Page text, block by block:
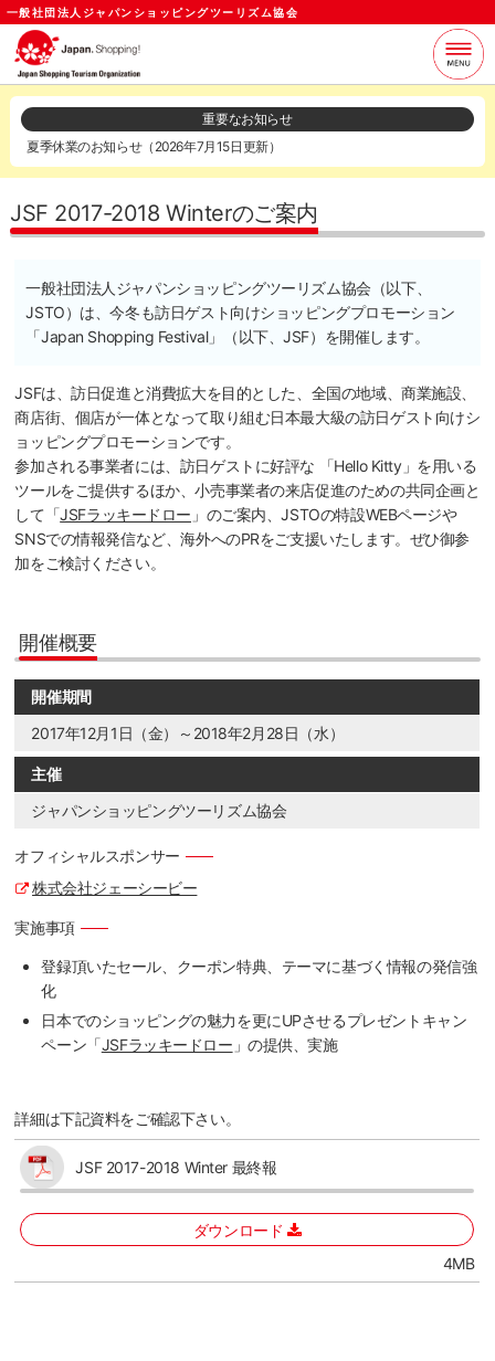
一般社団法人ジャパンショッピングツーリズム協会
当協会について 支援サービス
お知らせ
各種資料 お問い合わせ
重要なお知らせ
夏季休業のお知らせ（2026年7月15日更新）
JSF 2017-2018 Winterのご案内
一般社団法人ジャパンショッピングツーリズム協会（以下、
JSTO）は、今冬も訪日ゲスト向けショッピングプロモーション
「Japan Shopping Festival」（以下、JSF）を開催します。
JSFは、訪日促進と消費拡大を目的とした、全国の地域、商業施設、
商店街、個店が一体となって取り組む日本最大級の訪日ゲスト向けシ
ョッピングプロモーションです。
参加される事業者には、訪日ゲストに好評な 「Hello Kitty」を用いる
ツールをご提供するほか、小売事業者の来店促進のための共同企画と
して「JSFラッキードロー 」のご案内、JSTOの特設WEBページや
SNSでの情報発信など、海外へのPRをご支援いたします。ぜひ御参
加をご検討ください。
開催概要
開催期間
2017年12月1日（金）～2018年2月28日（水）
主催
ジャパンショッピングツーリズム協会
オフィシャルスポンサー
株式会社ジェーシービー
実施事項
登録頂いたセール、クーポン特典、テーマに基づく情報の発信強
化
日本でのショッピングの魅力を更にUPさせるプレゼントキャン
ペーン「JSFラッキードロー 」の提供、実施
詳細は下記資料をご確認下さい。
JSF 2017-2018 Winter 最終報
ダウンロード
4MB